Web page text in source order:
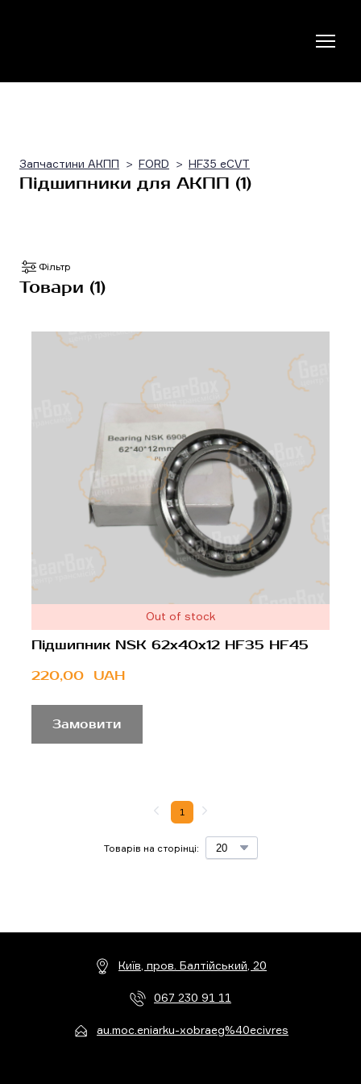
Запчастини АКПП FORD HF35 eCVT
Підшипники для АКПП (1)
Фільтр
Товари (1)
Out of stock
Підшипник NSK 62x40x12 HF35 HF45
220,00  UAH
Замовити
Товарів на сторінці:
1
Київ, пров. Балтійський, 20
067 230 91 11
au.moc.eniarku-xobraeg%40ecivres